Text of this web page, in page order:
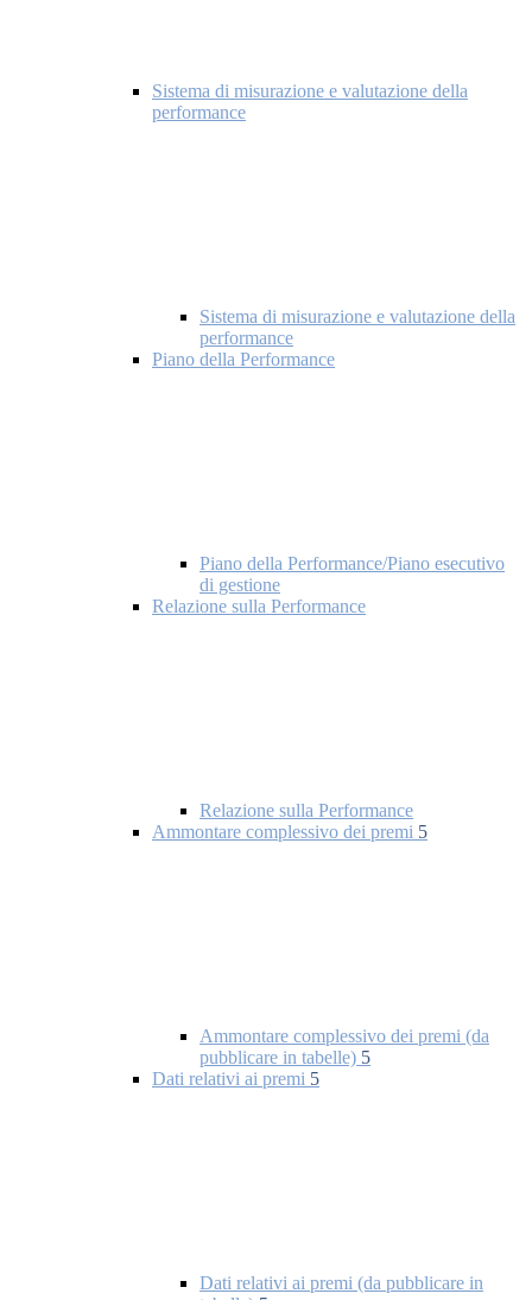
Sistema di misurazione e valutazione della
performance
Sistema di misurazione e valutazione della
performance
Piano della Performance
Piano della Performance/Piano esecutivo
di gestione
Relazione sulla Performance
Relazione sulla Performance
Ammontare complessivo dei premi 5
Ammontare complessivo dei premi (da
pubblicare in tabelle) 5
Dati relativi ai premi 5
Dati relativi ai premi (da pubblicare in